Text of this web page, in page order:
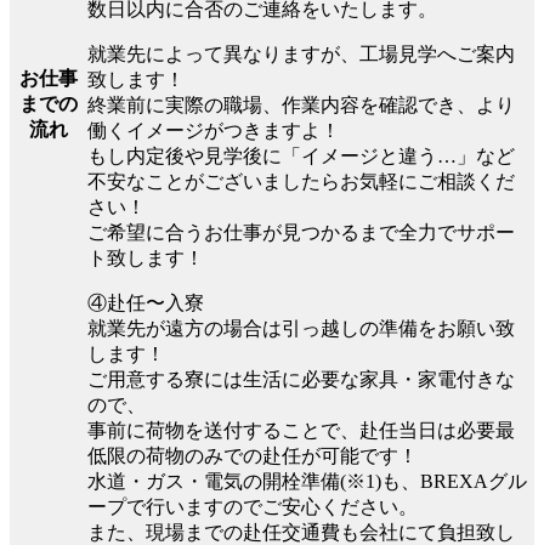
お仕事
までの
流れ
数日以内に合否のご連絡をいたします。
就業先によって異なりますが、工場見学へご案内
致します！
終業前に実際の職場、作業内容を確認でき、より
働くイメージがつきますよ！
もし内定後や見学後に「イメージと違う…」など
不安なことがございましたらお気軽にご相談くだ
さい！
ご希望に合うお仕事が見つかるまで全力でサポー
ト致します！
④赴任〜入寮
就業先が遠方の場合は引っ越しの準備をお願い致
します！
ご用意する寮には生活に必要な家具・家電付きな
ので、
事前に荷物を送付することで、赴任当日は必要最
低限の荷物のみでの赴任が可能です！
水道・ガス・電気の開栓準備(※1)も、BREXAグル
ープで行いますのでご安心ください。
また、現場までの赴任交通費も会社にて負担致し